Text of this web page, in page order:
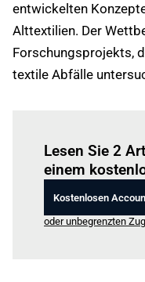
entwickelten
Alttextilien. Der
Forschungsprojekts,
textile Abfälle
Lesen Sie 2
einem
Kostenlosen
oder unbegrenzten